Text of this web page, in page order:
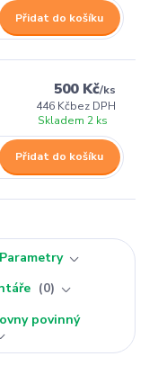
Přidat do košíku
500 Kč/ks
446 Kčbez DPH
Skladem 2 ks
Přidat do košíku
Parametry
0
povinný